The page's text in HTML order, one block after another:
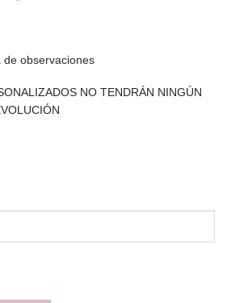
de observaciones
NO TENDRÁN NINGÚN